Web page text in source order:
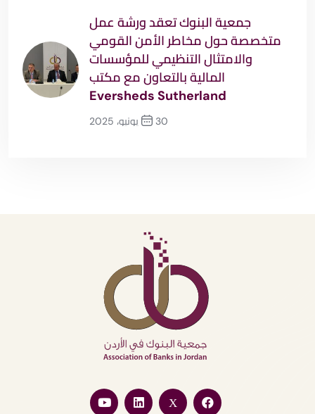
جمعية البنوك تعقد ورشة عمل
متخصصة حول مخاطر الأمن القومي
والامتثال التنظيمي للمؤسسات
المالية بالتعاون مع مكتب
Eversheds Sutherland
30 يونيو، 2025